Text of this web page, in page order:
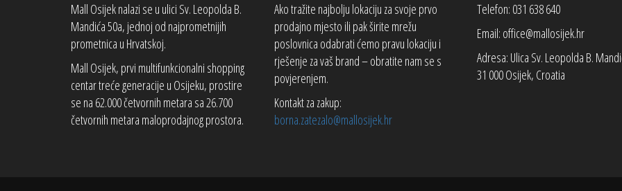
Mall Osijek nalazi se u ulici Sv. Leopolda B.
Mandića 50a, jednoj od najprometnijih
prometnica u Hrvatskoj.
Mall Osijek, prvi multifunkcionalni shopping
centar treće generacije u Osijeku, prostire
se na 62.000 četvornih metara sa 26.700
četvornih metara maloprodajnog prostora.
Ako tražite najbolju lokaciju za svoje prvo
prodajno mjesto ili pak širite mrežu
poslovnica odabrati ćemo pravu lokaciju i
rješenje za vaš brand – obratite nam se s
povjerenjem.
Kontakt za zakup:
borna.zatezalo@mallosijek.hr
Telefon: 031 638 640
Email: office@mallosijek.hr
Adresa: Ulica Sv. Leopolda B.
31 000 Osijek, Croatia